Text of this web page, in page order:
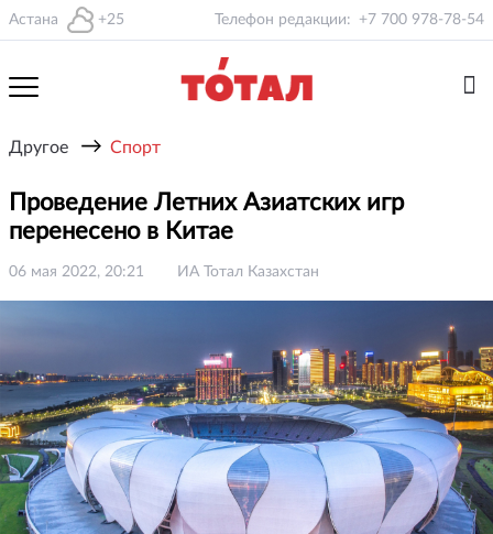
Астана +25 Телефон редакции: +7 700 978-78-54
Другое → Спорт
Проведение Летних Азиатских игр
перенесено в Китае
06 мая 2022, 20:21 ИА Тотал Казахстан